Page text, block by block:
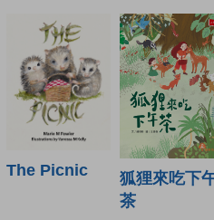
The Picnic
狐狸來吃下
茶